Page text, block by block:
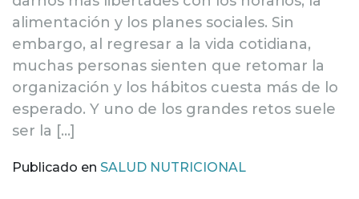
alimentación y los planes sociales. Sin
embargo, al regresar a la vida cotidiana,
muchas personas sienten que retomar la
organización y los hábitos cuesta más de lo
esperado. Y uno de los grandes retos suele
ser la […]
Publicado en SALUD NUTRICIONAL